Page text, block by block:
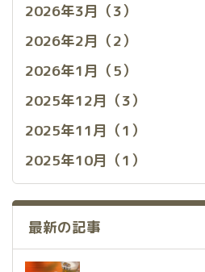
2026年3月（3）
2026年2月（2）
2026年1月（5）
2025年12月（3）
2025年11月（1）
2025年10月（1）
最新の記事